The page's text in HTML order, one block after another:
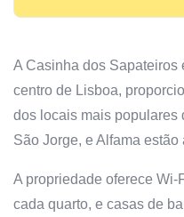
A Casinha dos Sapateiros
centro de Lisboa,
dos locais mais populares
São Jorge, e Alfama
A propriedade oferece
cada quarto, e casas de